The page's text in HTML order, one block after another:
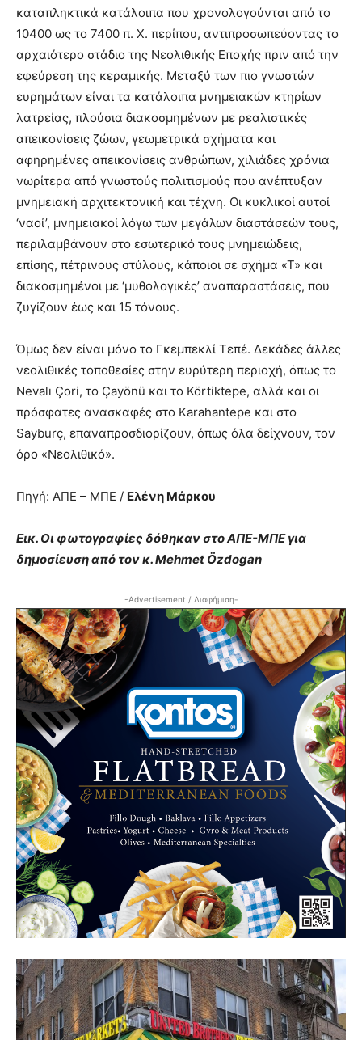
καταπληκτικά κατάλοιπα που χρονολογούνται από το
10400 ως το 7400 π. Χ. περίπου, αντιπροσωπεύοντας το
αρχαιότερο στάδιο της Νεολιθικής Εποχής πριν από την
εφεύρεση της κεραμικής. Μεταξύ των πιο γνωστών
ευρημάτων είναι τα κατάλοιπα μνημειακών κτηρίων
λατρείας, πλούσια διακοσμημένων με ρεαλιστικές
απεικονίσεις ζώων, γεωμετρικά σχήματα και
αφηρημένες απεικονίσεις ανθρώπων, χιλιάδες χρόνια
νωρίτερα από γνωστούς πολιτισμούς που ανέπτυξαν
μνημειακή αρχιτεκτονική και τέχνη. Οι κυκλικοί αυτοί
‘ναοί’, μνημειακοί λόγω των μεγάλων διαστάσεών τους,
περιλαμβάνουν στο εσωτερικό τους μνημειώδεις,
επίσης, πέτρινους στύλους, κάποιοι σε σχήμα «Τ» και
διακοσμημένοι με ‘μυθολογικές’ αναπαραστάσεις, που
ζυγίζουν έως και 15 τόνους.
Όμως δεν είναι μόνο το Γκεμπεκλί Τεπέ. Δεκάδες άλλες
νεολιθικές τοποθεσίες στην ευρύτερη περιοχή, όπως το
Nevalı Çori, το Çayönü και το Körtiktepe, αλλά και οι
πρόσφατες ανασκαφές στο Karahantepe και στο
Sayburç, επαναπροσδιορίζουν, όπως όλα δείχνουν, τον
όρο «Νεολιθικό».
Πηγή: ΑΠΕ – ΜΠΕ / Ελένη Μάρκου
Εικ. Οι φωτογραφίες δόθηκαν στο ΑΠΕ-ΜΠΕ για
δημοσίευση από τον κ. Mehmet Özdogan
-Advertisement / Διαφήμιση-